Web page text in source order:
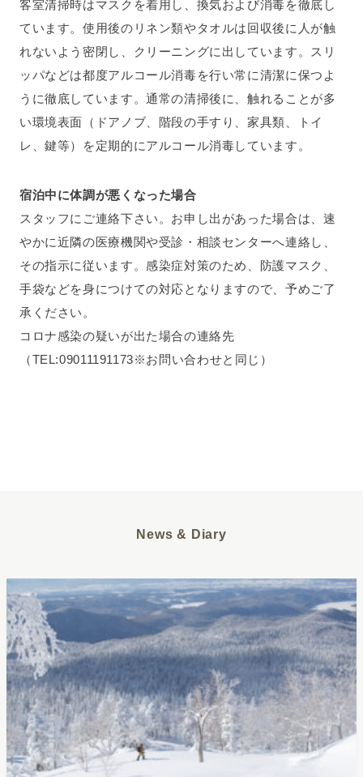
客室清掃時はマスクを着用し、換気および消毒を徹底し
ています。使用後のリネン類やタオルは回収後に人が触
れないよう密閉し、クリーニングに出しています。スリ
ッパなどは都度アルコール消毒を行い常に清潔に保つよ
うに徹底しています。通常の清掃後に、触れることが多
い環境表面（ドアノブ、階段の手すり、家具類、トイ
レ、鍵等）を定期的にアルコール消毒しています。
宿泊中に体調が悪くなった場合
スタッフにご連絡下さい。お申し出があった場合は、速
やかに近隣の医療機関や受診・相談センターへ連絡し、
その指示に従います。感染症対策のため、防護マスク、
手袋などを身につけての対応となりますので、予めご了
承ください。
コロナ感染の疑いが出た場合の連絡先
（TEL:09011191173※お問い合わせと同じ）
News & Diary